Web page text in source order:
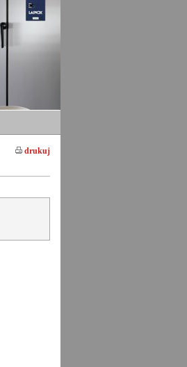
drukuj